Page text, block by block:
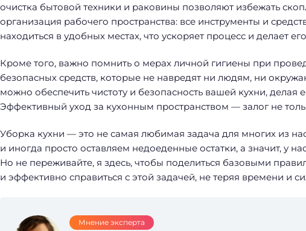
очистка бытовой техники и раковины позволяют избежать
организация рабочего пространства: все инструменты и
находиться в удобных местах, что ускоряет процесс и делает
Кроме того, важно помнить о мерах личной гигиены при
безопасных средств, которые не навредят ни людям, ни
можно обеспечить чистоту и безопасность вашей кухни,
Эффективный уход за кухонным пространством — залог не
Уборка кухни — это не самая любимая задача для многих из
и иногда просто оставляем недоеденные остатки, а значит, у
Но не переживайте, я здесь, чтобы поделиться базовыми
и эффективно справиться с этой задачей, не теряя времени и
Мнение эксперта